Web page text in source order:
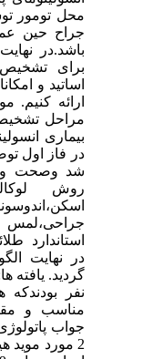
محل تومور
جراح حین
باشد.در
برای تشخیص
اساتید و
ارائه کنیم.
بیماری
در فاز اول
روش
جراحی،لمس
استاندارد
در نهایت
نفر بودندکه
مناسب و
2 مورد موید